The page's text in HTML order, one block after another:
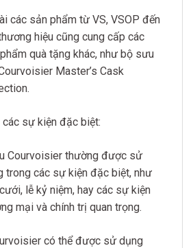
các sản phẩm từ VS, VSOP đến
hiệu cũng cung cấp các
quà tặng khác, như bộ sưu
Master’s Cask
sự kiện đặc biệt:
Courvoisier thường được sử
trong các sự kiện đặc biệt, như
lễ kỷ niệm, hay các sự kiện
mại và chính trị quan trọng.
có thể được sử dụng